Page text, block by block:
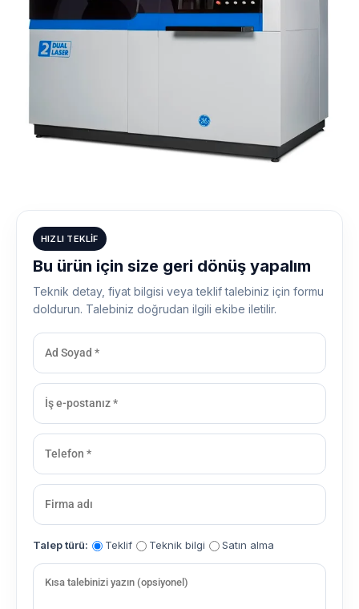
HIZLI TEKLIF
Bu ürün için size geri dönüş yapalım
Teknik detay, fiyat bilgisi veya teklif talebiniz için formu
doldurun. Talebiniz doğrudan ilgili ekibe iletilir.
Talep türü: Teklif Teknik bilgi Satın alma